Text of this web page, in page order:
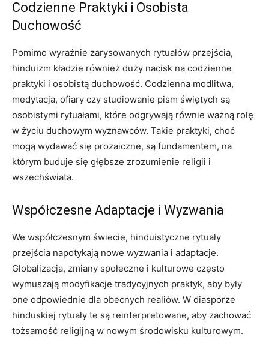
Codzienne Praktyki i Osobista
Duchowość
Pomimo wyraźnie zarysowanych rytuałów przejścia,
hinduizm kładzie również duży nacisk na codzienne
praktyki i osobistą duchowość. Codzienna modlitwa,
medytacja, ofiary czy studiowanie pism świętych są
osobistymi rytuałami, które odgrywają równie ważną rolę
w życiu duchowym wyznawców. Takie praktyki, choć
mogą wydawać się prozaiczne, są fundamentem, na
którym buduje się głębsze zrozumienie religii i
wszechświata.
Współczesne Adaptacje i Wyzwania
We współczesnym świecie, hinduistyczne rytuały
przejścia napotykają nowe wyzwania i adaptacje.
Globalizacja, zmiany społeczne i kulturowe często
wymuszają modyfikacje tradycyjnych praktyk, aby były
one odpowiednie dla obecnych realiów. W diasporze
hinduskiej rytuały te są reinterpretowane, aby zachować
tożsamość religijną w nowym środowisku kulturowym.